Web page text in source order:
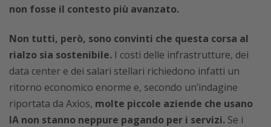
non fosse il contesto più avanzato.
Non tutti, però, sono convinti che questa corsa al
rialzo sia sostenibile. I costi delle infrastrutture, dei
data center e dei salari stellari richiedono infatti un
ritorno economico enorme e, secondo un’indagine
riportata da Axios, molte piccole aziende che usano
IA non stanno neppure pagando per i servizi. Se i